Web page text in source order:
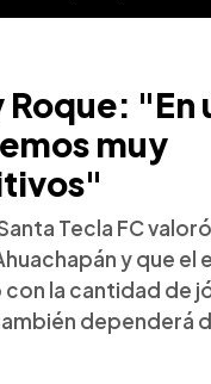
"En
muy
Tecla FC
y que el
la cantidad de
dependerá